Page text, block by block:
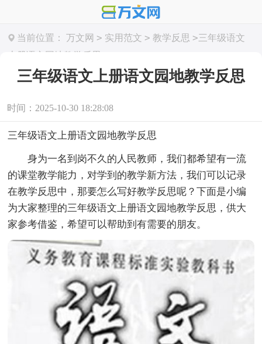
当前位置： 万文网 > 实用范文 > 教学反思 >三年级语文
上册语文园地教学反思
三年级语文上册语文园地教学反思
时间：2025-10-30 18:28:08
三年级语文上册语文园地教学反思
身为一名到岗不久的人民教师，我们都希望有一流
的课堂教学能力，对学到的教学新方法，我们可以记录
在教学反思中，那要怎么写好教学反思呢？下面是小编
为大家整理的三年级语文上册语文园地教学反思，供大
家参考借鉴，希望可以帮助到有需要的朋友。